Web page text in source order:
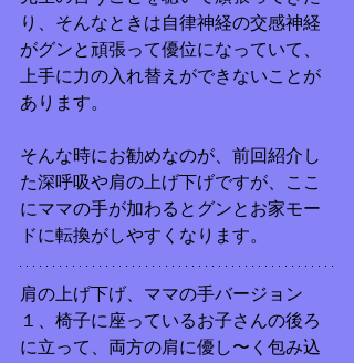
り、そんなときは自律神経の交感神経
がグンと頑張って優位になっていて、
上手に力の入れ替えができないことが
あります。
そんな時にお勧めなのが、前回紹介し
た深呼吸や肩の上げ下げですが、ここ
にママの手が加わるとグンとお家モー
ドに転換がしやすくなります。
肩の上げ下げ、ママの手バージョン
１、椅子に座っているお子さんの後ろ
に立って、両方の肩に優し〜く包み込